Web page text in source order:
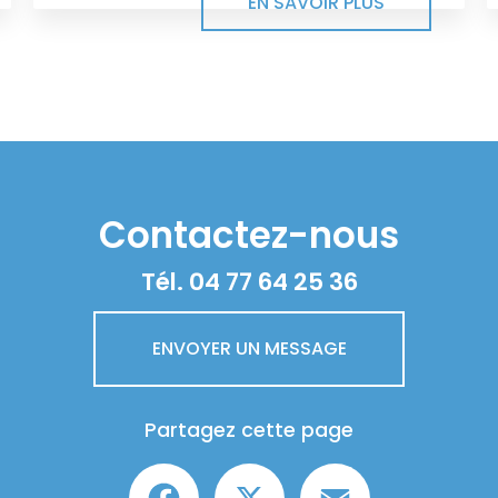
Contactez-nous
Tél. 04 77 64 25 36
ENVOYER UN MESSAGE
Partagez cette page
Facebook